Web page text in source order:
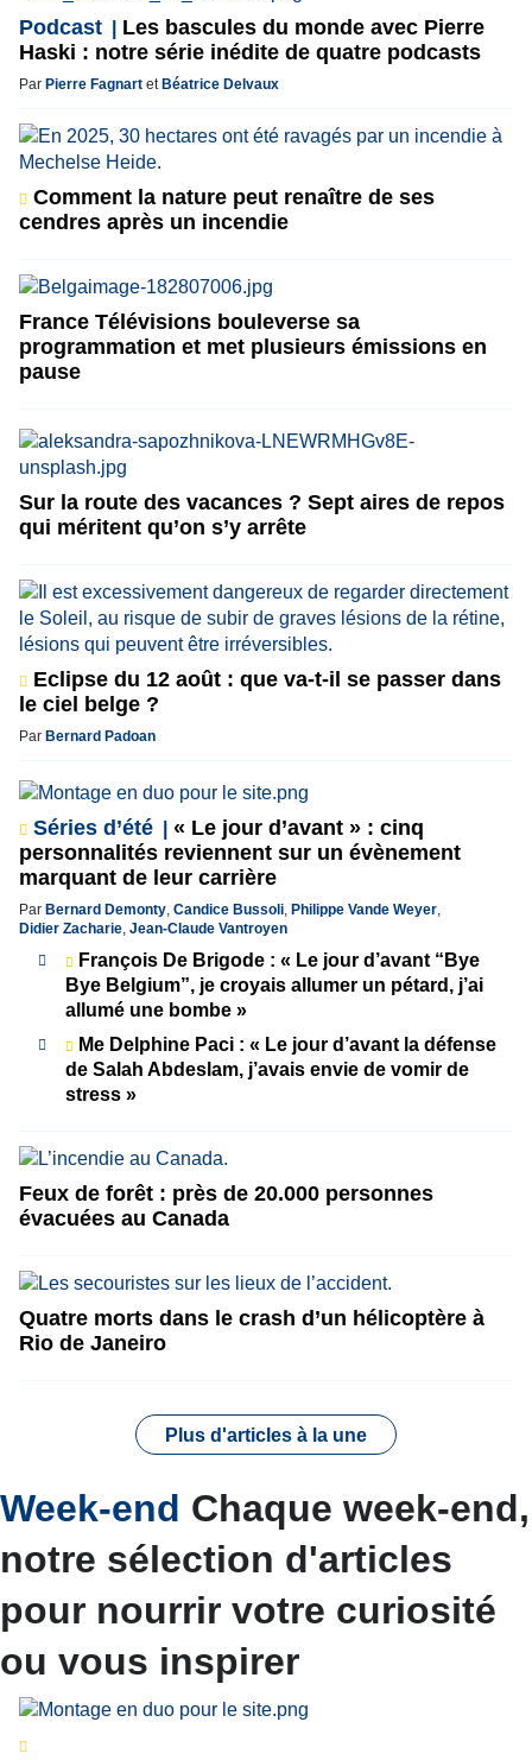
Podcast
Les bascules du monde avec Pierre
Haski : notre série inédite de quatre podcasts
Par Pierre Fagnart et Béatrice Delvaux
Comment la nature peut renaître de ses
cendres après un incendie
France Télévisions bouleverse sa
programmation et met plusieurs émissions en
pause
Sur la route des vacances ? Sept aires de repos
qui méritent qu’on s’y arrête
Eclipse du 12 août : que va-t-il se passer dans
le ciel belge ?
Par Bernard Padoan
Séries d’été
« Le jour d’avant » : cinq
personnalités reviennent sur un évènement
marquant de leur carrière
Par Bernard Demonty, Candice Bussoli, Philippe Vande Weyer,
Didier Zacharie, Jean-Claude Vantroyen
François De Brigode : « Le jour d’avant “Bye
Bye Belgium”, je croyais allumer un pétard, j’ai
allumé une bombe »
Me Delphine Paci : « Le jour d’avant la défense
de Salah Abdeslam, j’avais envie de vomir de
stress »
Feux de forêt : près de 20.000 personnes
évacuées au Canada
Quatre morts dans le crash d’un hélicoptère à
Rio de Janeiro
Plus d'articles à la une
Week-end Chaque week-end,
notre sélection d'articles
pour nourrir votre curiosité
ou vous inspirer